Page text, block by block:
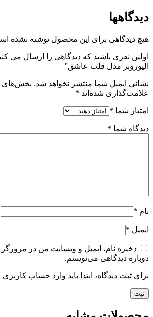
دیدگاهها
هیچ دیدگاهی برای این محصول نوشته نشده
اولین نفری باشید که دیدگاهی را ارسال می
الیوروبر مدل قلب عاشق”
نشانی ایمیل شما منتشر نخواهد شد. بخش‌های
علامت‌گذاری شده‌اند *
امتیاز شما *
دیدگاه شما *
نام *
ایمیل *
ذخیره نام، ایمیل و وبسایت من در
دوباره دیدگاهی می‌نویسم.
برای ثبت دیدگاه، ابتدا باید وارد حساب